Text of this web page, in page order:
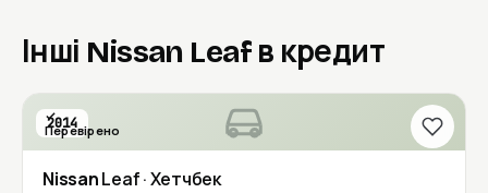
Інші Nissan Leaf в кредит
2014
Перевірено
NissanLeaf· Хетчбек